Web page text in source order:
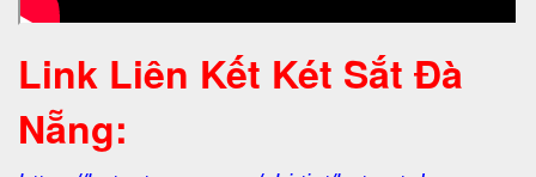
Link Liên Kết Két Sắt Đà
Nẵng: